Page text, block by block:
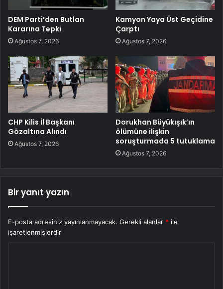
DEM Parti’den Butlan
Kararına Tepki
Ağustos 7, 2026
Kamyon Yaya Üst Geçidine
Çarptı
Ağustos 7, 2026
CHP Kilis İl Başkanı
Gözaltına Alındı
Ağustos 7, 2026
Dorukhan Büyükışık’ın
ölümüne ilişkin
soruşturmada 5 tutuklama
Ağustos 7, 2026
Bir yanıt yazın
E-posta adresiniz yayınlanmayacak. Gerekli alanlar * ile
işaretlenmişlerdir